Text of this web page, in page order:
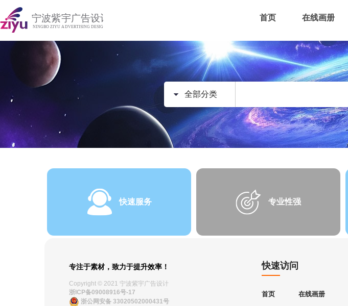
首页 在线画册
全部分类
快速服务 专业性强
专注于素材，致力于提升效率！
Copyright © 2021 宁波紫宇广告设计
浙ICP备09008916号-17
浙公网安备 33020502000431号
快速访问
首页 在线画册